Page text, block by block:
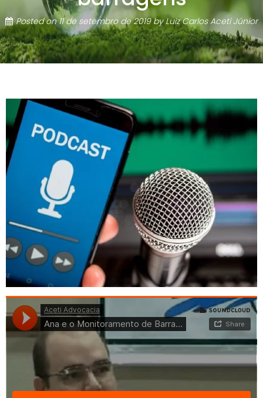
Posted on11 de setembro de 2019byLuiz Carlos Aceti Júnior